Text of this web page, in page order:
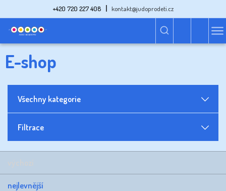
+420 720 227 408 kontakt@judoprodeti.cz
E-shop
nejlevnější
Všechny kategorie
Filtrace